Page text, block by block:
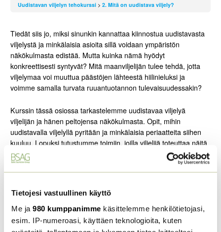
Tietojesi vastuullinen käyttö
Me ja 980 kumppanimme käsittelemme henkilötietojasi,
esim. IP-numeroasi, käyttäen teknologioita, kuten
Uudistavan viljelyn tehokurssi 2. Mitä on uudistava viljely?
Tiedät siis jo, miksi sinunkin kannattaa kiinnostua uudistavasta
viljelystä ja minkälaisia asioita sillä voidaan ympäristön
näkökulmasta edistää. Mutta kuinka nämä hyödyt
konkreettisesti syntyvät? Mitä maanviljelijän tulee tehdä, jotta
viljelymaa voi muuttua päästöjen lähteestä hiilinieluksi ja
voimme samalla turvata ruuantuotannon tulevaisuudessakin?
Kurssin tässä osiossa tarkastelemme uudistavaa viljelyä
viljelijän ja hänen peltojensa näkökulmasta. Opit, mihin
uudistavalla viljelyllä pyritään ja minkälaisia periaatteita siihen
kuuluu. Lopuksi tutustumme toimiin, joilla viljelijä toteuttaa näitä
periaatteita. Sinulle selviää myös, mitkä ovat peltojen tärkeimpiä
asukkaita, miksi viljelijä laskee lieroja ja onko paljaana
ammottava syyspelto hyvä juttu.
Ruuantuotannon uudistavuutta edistävistä periaatteista sekä
toimenpiteistä on jokaisen ruokajärjestelmässä toimivan hyvä
ymmärtää. Tämän luvun aiheet ovat erityisen hyödyllisiä sinulle,